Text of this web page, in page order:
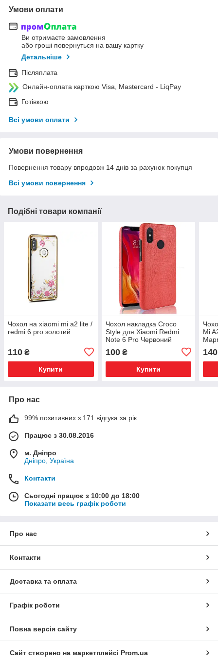
Умови оплати
Ви отримаєте замовлення
або гроші повернуться на вашу картку
Детальніше
Післяплата
Онлайн-оплата карткою Visa, Mastercard - LiqPay
Готівкою
Всі умови оплати
Умови повернення
Повернення товару впродовж 14 днів за рахунок покупця
Всі умови повернення
Подібні товари компанії
Чохол на xiaomi mi a2 lite /
redmi 6 pro золотий
110 ₴
Купити
Чохол накладка Croco
Style для Xiaomi Redmi
Note 6 Pro Червоний
100₴
Купити
Mi
140
Про нас
99% позитивних з 171 відгука за рік
Працює з 30.08.2016
м. Дніпро
Дніпро, Україна
Контакти
Сьогодні працює з 10:00 до 18:00
Показати весь графік роботи
Про нас
Контакти
Доставка та оплата
Графік роботи
Повна версія сайту
Сайт створено на маркетплейсі Prom.ua